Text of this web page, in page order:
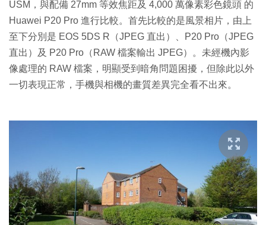
USM，與配備 27mm 等效焦距及 4,000 萬像素彩色鏡頭 的
Huawei P20 Pro 進行比較。首先比較的是風景相片，由上
至下分別是 EOS 5DS R（JPEG 直出）、P20 Pro（JPEG
直出）及 P20 Pro（RAW 檔案輸出 JPEG）。未經機內影
像處理的 RAW 檔案，明顯受到暗角問題困擾，但除此以外
一切表現正常，手機與相機的畫質差異完全看不出來。